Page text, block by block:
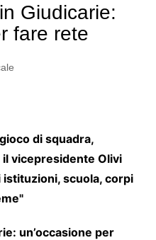
Giudicarie:
fare rete
di squadra,
il vicepresidente Olivi
scuola, corpi
un’occasione per